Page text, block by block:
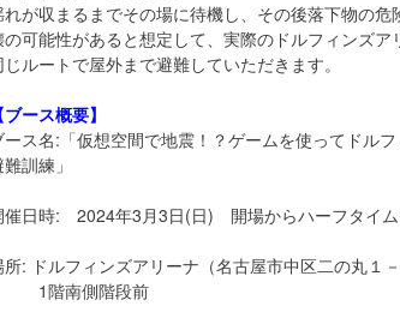
れが収まるまでその場に待機し、その後落下物の危
の可能性があると想定して、実際のドルフィンズア
じルートで屋外まで避難していただきます。
ース概要】
ース名:「仮想空間で地震！？ゲームを使ってドル
訓練」
催日時: 2024年3月3日(日) 開場からハーフタイ
所: ドルフィンズアリーナ（名古屋市中区二の丸１－
南側階段前